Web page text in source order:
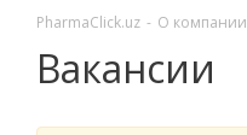
PharmaСlick.uz - О компании
Вакансии